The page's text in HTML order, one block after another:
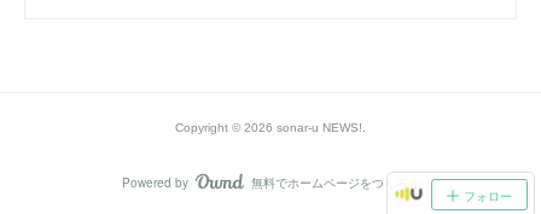
フォロー
Copyright © 2026 sonar-u NEWS!
Powered by AmebaOwnd
無料でホームページをつくろう